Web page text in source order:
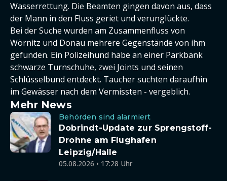
Wasserrettung. Die Beamten gingen davon aus, dass
der Mann in den Fluss geriet und verunglückte.
Bei der Suche wurden am Zusammenfluss von
Wörnitz und Donau mehrere Gegenstände von ihm
gefunden. Ein Polizeihund habe an einer Parkbank
schwarze Turnschuhe, zwei Joints und seinen
Schlüsselbund entdeckt. Taucher suchten daraufhin
im Gewässer nach dem Vermissten - vergeblich.
Mehr News
Behörden sind alarmiert
Dobrindt-Update zur Sprengstoff-
Drohne am Flughafen
Leipzig/Halle
05.08.2026 • 17:28 Uhr